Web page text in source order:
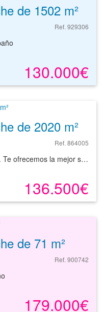
de 1502 m²
Ref. 929306
130.000€
de 2020 m²
Ref. 864005
Encuentra Suelo en venta en Elche . Te ofrecemos la mejor selección de activos inmobiliarios para que pongas en marcha todos tus proyectos. Presentamos este suelo urbanizable, parcela de 2.020 m² situado en Peña de las Águilas, uno de los lugares más demandados de Elche, donde podrás construir el hogar que siempre soñaste. Está rodeado de naturaleza, pocos vecinos, tranquilidad, podrás disfrutar de privacidad y además contar con el espacio suficiente. Ubicado a cinco minutos de Centros Comerciales, hospitales, supermercados, centro de la ciudad de Elche y fácil acceso a la autovía. Podrás construir una vivienda de 420 m² aproximadamente, pudiéndose ampliar 40 metros más con la zona de barbacoa, vestuario etc. Toda la documentación está en regla. Aprovecha esta gran oportunidad de hacerte el hogar de tus sueños. Todo tipo de Suelos en Elche. Esta publicación se realiza a instancias de un Comercializador de SOLVIA. SOLVIA no participa de la intermediación, ni se responsabiliza de la veracidad de los datos e información publicada a instancias del Comercializador.
136.500€
de 71 m²
Ref. 900742
179.000€